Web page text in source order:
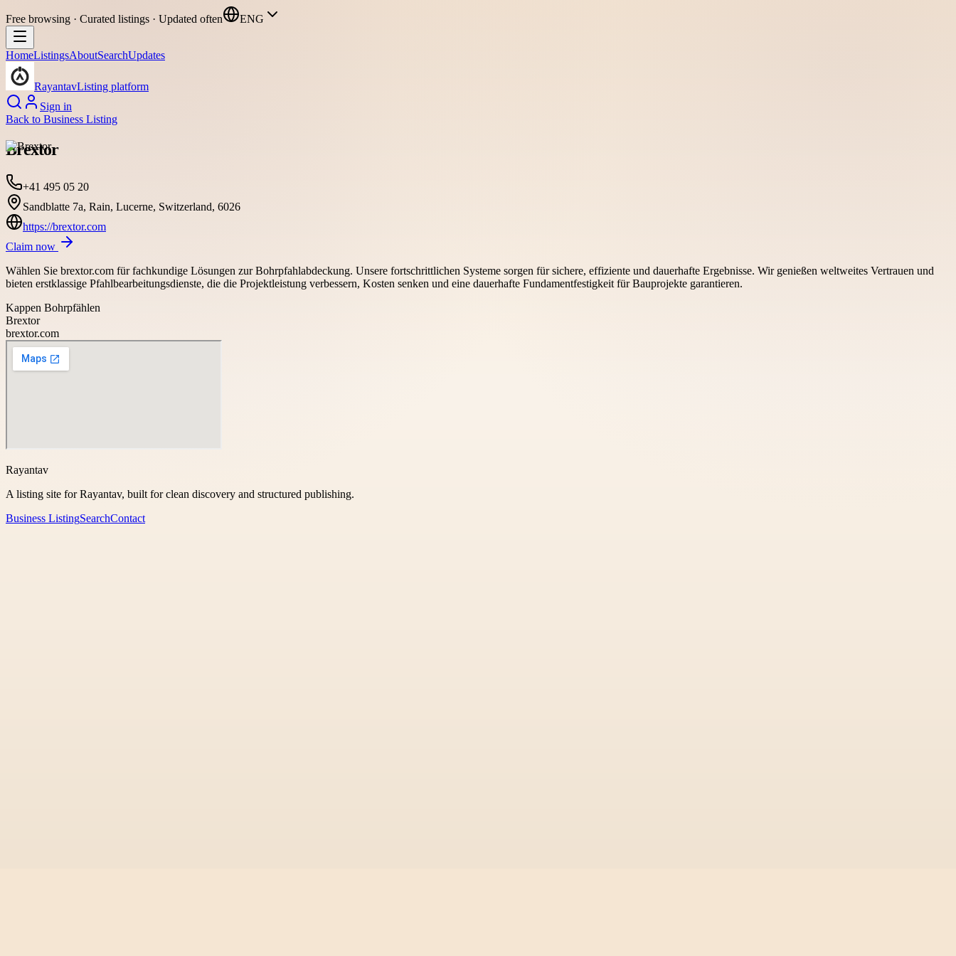
Free browsing · Curated listings · Updated often ENG
HomeListingsAboutSearchUpdates
RayantavListing platform
Sign in
Back to Business Listing
Brextor
+41 495 05 20
Sandblatte 7a, Rain, Lucerne, Switzerland, 6026
https://brextor.com
Claim now
Wählen Sie brextor.com für fachkundige Lösungen zur Bohrpfahlabdeckung. Unsere fortschrittlichen Systeme sorgen für sichere, effiziente und dauerhafte Ergebnisse. Wir genießen weltweites Vertrauen und
bieten erstklassige Pfahlbearbeitungsdienste, die die Projektleistung verbessern, Kosten senken und eine dauerhafte Fundamentfestigkeit für Bauprojekte garantieren.
Kappen Bohrpfählen
Brextor
brextor.com
Rayantav
A listing site for Rayantav, built for clean discovery and structured publishing.
Business ListingSearchContact